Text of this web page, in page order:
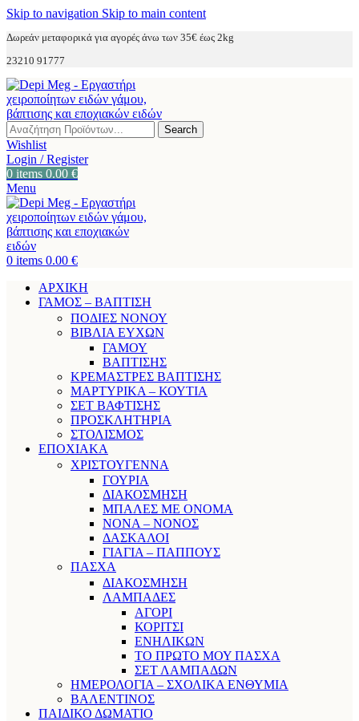
Skip to navigation Skip to main content
Δωρεάν μεταφορικά για αγορές άνω των 35€ έως 2kg
23210 91777
Search
Wishlist
Login / Register
0 items 0.00 €
Menu
0 items 0.00 €
ΑΡΧΙΚΗ
ΓΑΜΟΣ – ΒΑΠΤΙΣΗ
ΠΟΔΙΕΣ ΝΟΝΟΥ
ΒΙΒΛΙΑ ΕΥΧΩΝ
ΓΑΜΟΥ
ΒΑΠΤΙΣΗΣ
ΚΡΕΜΑΣΤΡΕΣ ΒΑΠΤΙΣΗΣ
ΜΑΡΤΥΡΙΚΑ – ΚΟΥΤΙΑ
ΣΕΤ ΒΑΦΤΙΣΗΣ
ΠΡΟΣΚΛΗΤΗΡΙΑ
ΣΤΟΛΙΣΜΟΣ
ΕΠΟΧΙΑΚΑ
ΧΡΙΣΤΟΥΓΕΝΝΑ
ΓΟΥΡΙΑ
ΔΙΑΚΟΣΜΗΣΗ
ΜΠΑΛΕΣ ΜΕ ΟΝΟΜΑ
ΝΟΝΑ – ΝΟΝΟΣ
ΔΑΣΚΑΛΟΙ
ΓΙΑΓΙΑ – ΠΑΠΠΟΥΣ
ΠΑΣΧΑ
ΔΙΑΚΟΣΜΗΣΗ
ΛΑΜΠΑΔΕΣ
ΑΓΟΡΙ
ΚΟΡΙΤΣΙ
ΕΝΗΛΙΚΩΝ
ΤΟ ΠΡΩΤΟ ΜΟΥ ΠΑΣΧΑ
ΣΕΤ ΛΑΜΠΑΔΩΝ
ΗΜΕΡΟΛΟΓΙΑ – ΣΧΟΛΙΚΑ ΕΝΘΥΜΙΑ
ΒΑΛΕΝΤΙΝΟΣ
ΠΑΙΔΙΚΟ ΔΩΜΑΤΙΟ